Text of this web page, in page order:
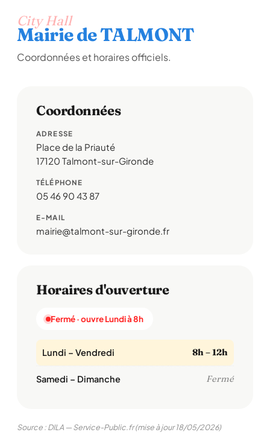
City Hall
Mairie de TALMONT
Coordonnées et horaires officiels.
Coordonnées
ADRESSE
Place de la Priauté
17120 Talmont-sur-Gironde
TÉLÉPHONE
05 46 90 43 87
E-MAIL
mairie@talmont-sur-gironde.fr
Horaires d'ouverture
Fermé · ouvre Lundi à 8h
Lundi – Vendredi 8h – 12h
Samedi – Dimanche Fermé
Source : DILA — Service-Public.fr (mise à jour 18/05/2026)